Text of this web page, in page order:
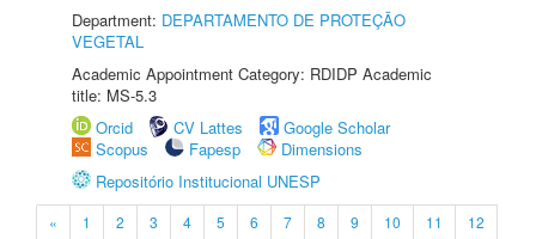
Department: DEPARTAMENTO DE PROTEÇÃO
VEGETAL
Academic Appointment Category: RDIDP Academic
title: MS-5.3
Orcid
CV Lattes
Google Scholar
Scopus
Fapesp
Dimensions
Repositório Institucional UNESP
« 1 2 3 4 5 6 7 8 9 10 11
12